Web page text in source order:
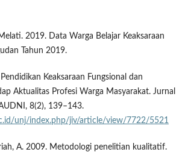
2019. Data Warga Belajar Keaksaraan
Tahun 2019.
Keaksaraan Fungsional dan
Aktualitas Profesi Warga Masyarakat. Jurnal
8(2), 139–143.
unj/index.php/jiv/article/view/7722/5521
A. 2009. Metodologi penelitian kualitatif.